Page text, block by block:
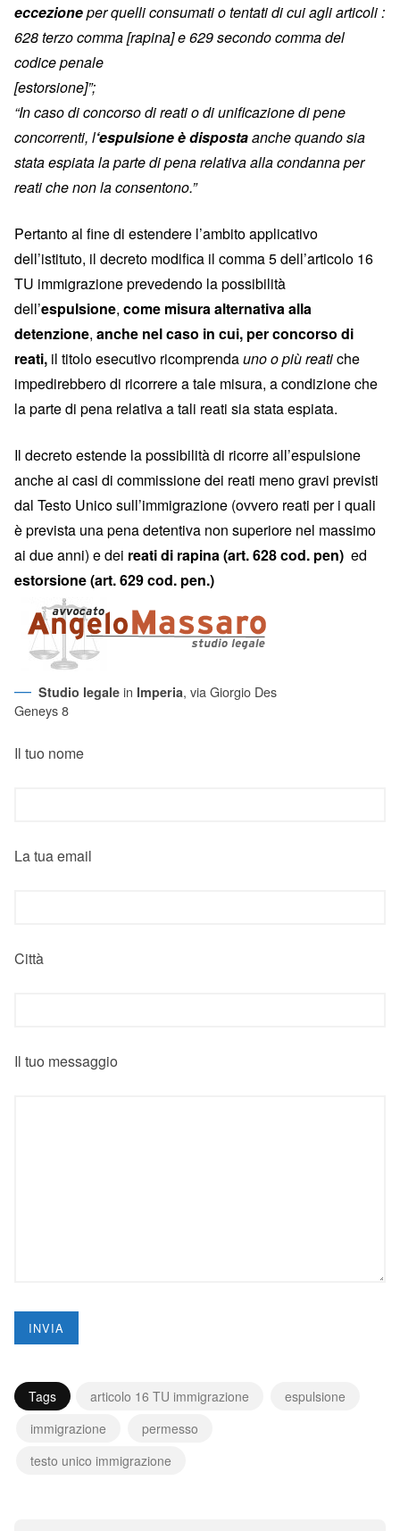
eccezioneper quelli consumati o tentati di cui agli articoli :
628 terzo comma [rapina] e 629 secondo comma del
codice penale
[estorsione]”;
“In caso di concorso di reati o di unificazione di pene
concorrenti, l‘espulsione è dispostaanche quando sia
stata espiata la parte di pena relativa alla condanna per
reati che non la consentono.”
Pertanto al fine di estendere l’ambito applicativo
dell’istituto, il decreto modifica il comma 5 dell’articolo 16
TU immigrazione prevedendo la possibilità
dell’espulsione, come misura alternativa alla
detenzione, anche nel caso in cui, per concorso di
reati, il titolo esecutivo ricomprendauno o più reatiche
impedirebbero di ricorrere a tale misura, a condizione che
la parte di pena relativa a tali reati sia stata espiata.
Il decreto estende la possibilità di ricorre all’espulsione
anche ai casi di commissione dei reati meno gravi previsti
dal Testo Unico sull’immigrazione (ovvero reati per i quali
è prevista una pena detentiva non superiore nel massimo
ai due anni) e dei reati di rapina (art. 628 cod. pen) ed
estorsione (art. 629 cod. pen.)
Studio legale in Imperia, via Giorgio Des
Geneys 8
Il tuo nome
La tua email
Città
Il tuo messaggio
Tags articolo 16 TU immigrazione
espulsione
immigrazione
permesso
testo unico immigrazione